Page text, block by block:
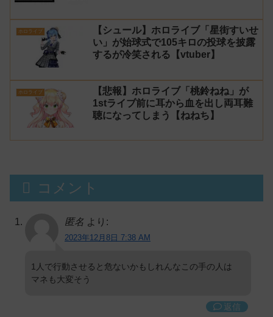
ホロライブ
【シュール】ホロライブ「星街すいせ
い」が始球式で105キロの投球を披露
するが冷笑される【vtuber】
ホロライブ
【悲報】ホロライブ「桃鈴ねね」が
1stライブ前に耳から血を出し両耳難
聴になってしまう【ねねち】
コメント
匿名 より:
2023年12月8日 7:38 AM
1人で行動させると危ないかもしれんなこの手の人は
マネも大変そう
返信